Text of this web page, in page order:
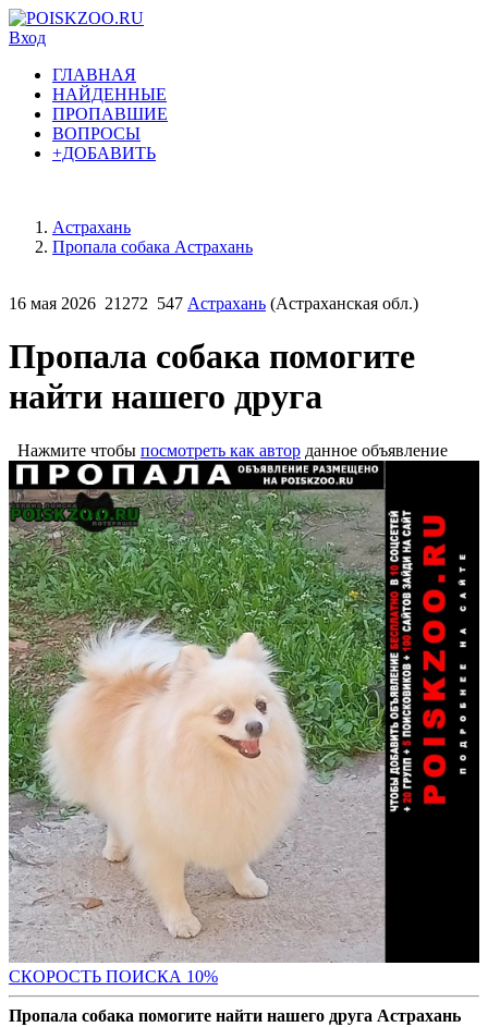
Вход
ГЛАВНАЯ
НАЙДЕННЫЕ
ПРОПАВШИЕ
ВОПРОСЫ
+ДОБАВИТЬ
Астрахань
Пропала собака Астрахань
16 мая 2026 21272 547 Астрахань (Астраханская обл.)
Пропала собака помогите
найти нашего друга
Нажмите чтобы посмотреть как автор данное объявление
СКОРОСТЬ ПОИСКА 10%
Пропала собака помогите найти нашего друга Астрахань